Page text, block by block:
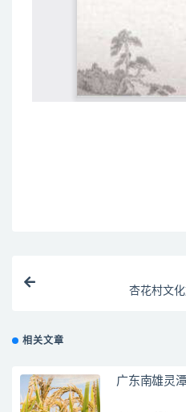
杏花村文
相关文章
广东南雄灵